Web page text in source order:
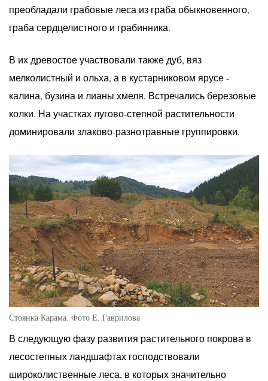
преобладали грабовые леса из граба обыкновенного,
граба сердцелистного и грабинника.
В их древостое участвовали также дуб, вяз
мелколистный и ольха, а в кустарниковом ярусе -
калина, бузина и лианы хмеля. Встречались березовые
колки. На участках лугово-степной растительности
доминировали злаково-разнотравные группировки.
Стоянка Карама. Фото Е. Гаврилова
В следующую фазу развития растительного покрова в
лесостепных ландшафтах господствовали
широколиственные леса, в которых значительно